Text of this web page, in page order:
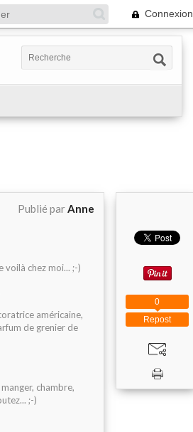
Connexion
Publié parAnne
voilà chez moi... ;-)
américaine,
de grenier de
chambre,
;-)
Repost
0